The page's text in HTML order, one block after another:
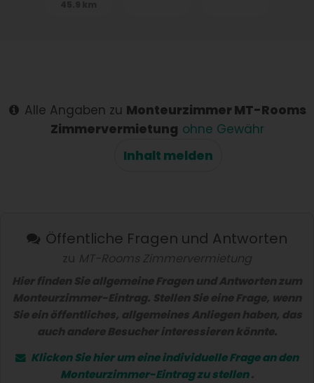
Alle Angaben zu Monteurzimmer MT-Rooms
Zimmervermietung ohne Gewähr
Inhalt melden
Öffentliche Fragen und Antworten
zu MT-Rooms Zimmervermietung
Hier finden Sie allgemeine Fragen und Antworten zum
Monteurzimmer-Eintrag. Stellen Sie eine Frage, wenn
Sie ein öffentliches, allgemeines Anliegen haben, das
auch andere Besucher interessieren könnte.
Klicken Sie hier um eineindividuelle Fragean den
Monteurzimmer-Eintrag zu stellen.